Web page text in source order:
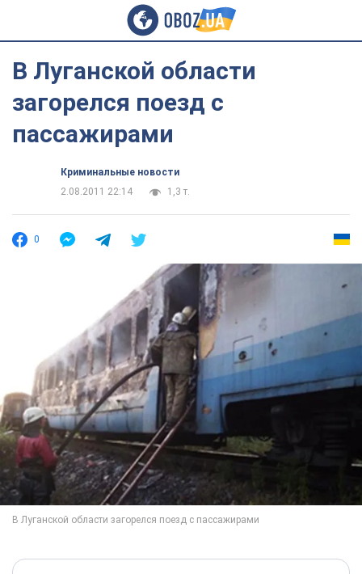
В Луганской области
загорелся поезд с
пассажирами
Криминальные новости
2.08.2011 22:14
1,3 т.
0